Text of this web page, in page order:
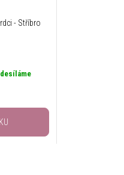
- Stříbro